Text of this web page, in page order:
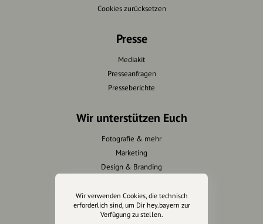
Cookies zurücksetzen
Presse
Mediakit
Presseanfragen
Presseberichte
Wir unterstützen Euch
Fotografie & mehr
Marketing
Design & Branding
Wir verwenden Cookies, die technisch
erforderlich sind, um Dir hey.bayern zur
Verfügung zu stellen.